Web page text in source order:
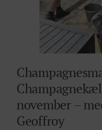
november –
Geoffroy